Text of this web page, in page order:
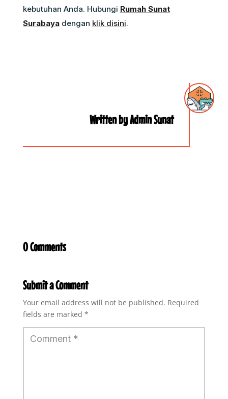
kebutuhan Anda. Hubungi Rumah Sunat
Surabayadengan klik disini.
Written by Admin Sunat
0 Comments
Submit a Comment
Your email address will not be published. Required
fields are marked *